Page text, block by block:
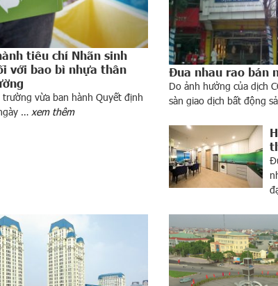
tiêu chí Nhãn sinh
với bao bì nhựa thân
trường vừa ban hành Quyết định
… xem thêm
Đua nhau rao bán
Do ảnh hưởng của dịch
sàn giao dịch bất động